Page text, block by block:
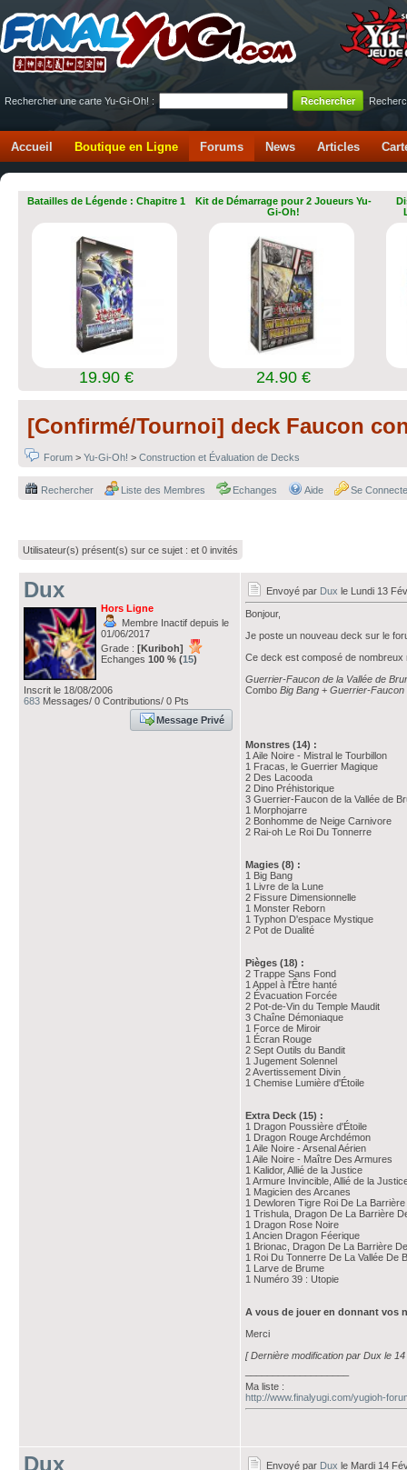
Rechercher une carte Yu-Gi-Oh! :
Accueil Boutique en Ligne Forums News Articles
Batailles de Légende : Chapitre 1
19.90 €
Kit de Démarrage pour 2 Joueurs Yu-
Gi-Oh!
24.90 €
[Confirmé/Tournoi] deck Faucon
Forum > Yu-Gi-Oh! > Construction et Évaluation de Decks
Rechercher Liste des Membres Echanges Aide Se
Utilisateur(s) présent(s) sur ce sujet : et 0 invités
Dux
Hors Ligne
Membre Inactif depuis le
01/06/2017
Grade : [Kuriboh]
Echanges 100 % (15)
Inscrit le 18/08/2006
683 Messages/ 0 Contributions/ 0 Pts
Message Privé
Envoyé par Dux le Lundi 13
Bonjour,
Je poste un nouveau deck sur le
Ce deck est composé de
Guerrier-Faucon de la Vallée de
Combo Big Bang + Guerrier-Faucon
Monstres (14) :
1 Aile Noire - Mistral le Tourbillon
1 Fracas, le Guerrier Magique
2 Des Lacooda
2 Dino Préhistorique
3 Guerrier-Faucon de la Vallée de
1 Morphojarre
2 Bonhomme de Neige Carnivore
2 Rai-oh Le Roi Du Tonnerre
Magies (8) :
1 Big Bang
1 Livre de la Lune
2 Fissure Dimensionnelle
1 Monster Reborn
1 Typhon D'espace Mystique
2 Pot de Dualité
Pièges (18) :
2 Trappe Sans Fond
1 Appel à l'Être hanté
2 Évacuation Forcée
2 Pot-de-Vin du Temple Maudit
3 Chaîne Démoniaque
1 Force de Miroir
1 Écran Rouge
2 Sept Outils du Bandit
1 Jugement Solennel
2 Avertissement Divin
1 Chemise Lumière d'Étoile
Extra Deck (15) :
1 Dragon Poussière d'Étoile
1 Dragon Rouge Archdémon
1 Aile Noire - Arsenal Aérien
1 Aile Noire - Maître Des Armures
1 Kalidor, Allié de la Justice
1 Armure Invincible, Allié de la
1 Magicien des Arcanes
1 Dewloren Tigre Roi De La
1 Trishula, Dragon De La Barrière
1 Dragon Rose Noire
1 Ancien Dragon Féerique
1 Brionac, Dragon De La Barrière
1 Roi Du Tonnerre De La Vallée De
1 Larve de Brume
1 Numéro 39 : Utopie
A vous de jouer en donnant vos
Merci
[ Dernière modification par Dux le
Ma liste :
http://www.finalyugi.com/yugioh-
Dux Envoyé par Dux le Mardi 14